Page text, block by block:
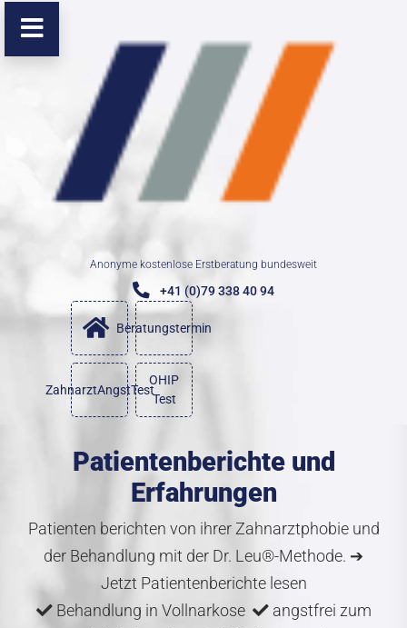
Anonyme kostenlose Erstberatung bundesweit
+41 (0)79 338 40 94
Beratungstermin
ZahnarztAngstTest
OHIP
Test
Patientenberichte und
Erfahrungen
Patienten berichten von ihrer Zahnarztphobie und
der Behandlung mit der Dr. Leu®-Methode. ➔
Jetzt Patientenberichte lesen
Behandlung in Vollnarkose
angstfrei zum